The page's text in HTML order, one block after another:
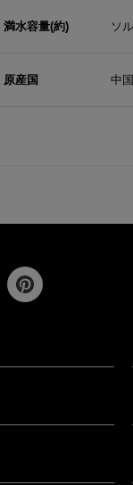
満水容量(約) ソ
原産国 中